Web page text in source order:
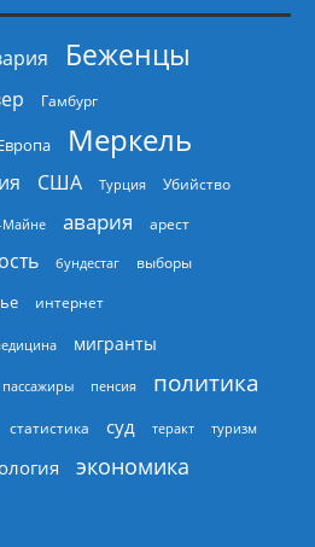
Беженцы
Гамбург
Меркель
США Турция Убийство
Майне авария арест
бундестаг выборы
интернет
мигранты
пассажиры пенсия политика
статистика суд теракт туризм
экономика